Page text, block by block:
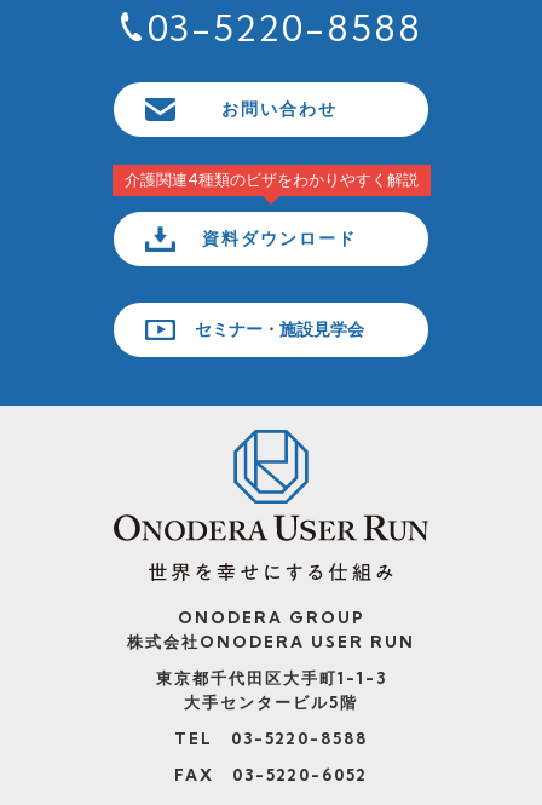
03-5220-8588
お問い合わせ
介護関連4種類のビザをわかりやすく解説
資料ダウンロード
セミナー・施設見学会
ONODERA GROUP
株式会社ONODERA USER RUN
東京都千代田区大手町1-1-3
大手センタービル5階
TEL 03-5220-8588
FAX 03-5220-6052